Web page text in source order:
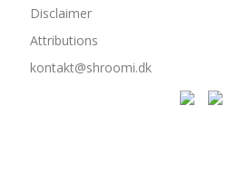
Disclaimer
Attributions
kontakt@shroomi.dk